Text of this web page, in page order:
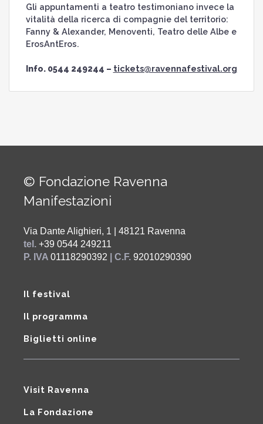
Gli appuntamenti a teatro testimoniano invece la
vitalità della ricerca di compagnie del territorio:
Fanny & Alexander, Menoventi, Teatro delle Albe e
ErosAntEros.
Info. 0544 249244 – tickets@ravennafestival.org
© Fondazione Ravenna
Manifestazioni
Via Dante Alighieri, 1 | 48121 Ravenna
tel. +39 0544 249211
P. IVA 01118290392 | C.F. 92010290390
Il festival
Il programma
Biglietti online
Visit Ravenna
La Fondazione